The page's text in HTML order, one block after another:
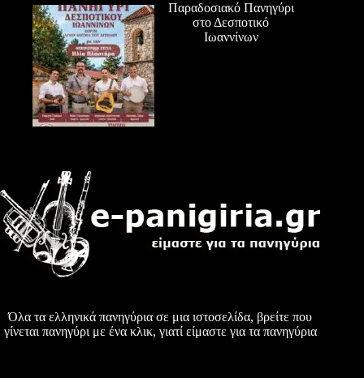
Παραδοσιακό Πανηγύρι
στο Δεσποτικό
Ιωαννίνων
Όλα τα ελληνικά πανηγύρια σε μια ιστοσελίδα, βρείτε που
γίνεται πανηγύρι με ένα κλικ, γιατί είμαστε για τα πανηγύρια